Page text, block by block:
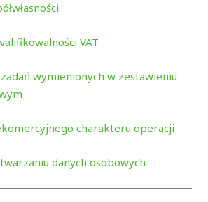
VAT
wymienionych w zestawieniu
charakteru operacji
danych osobowych